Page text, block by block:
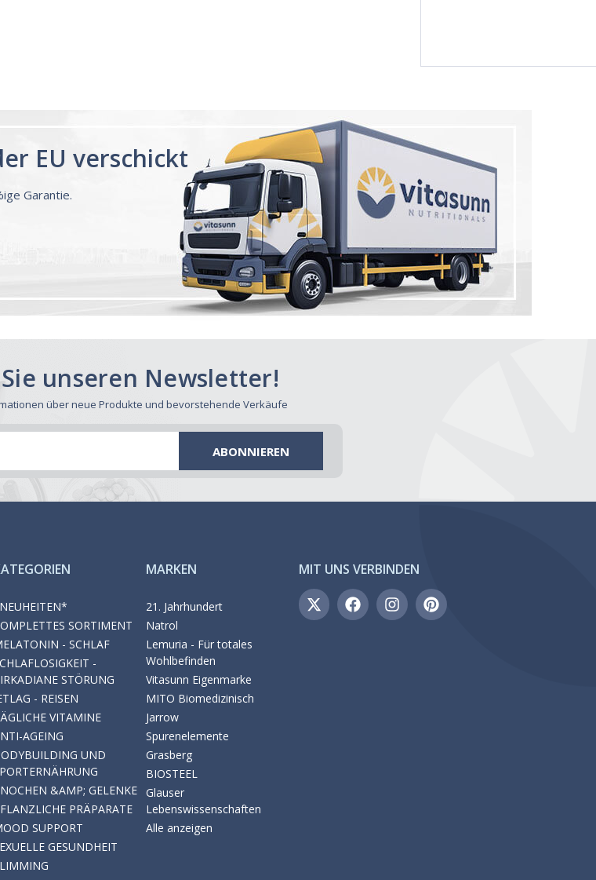
EU verschickt
Garantie.
unseren Newsletter!
über neue Produkte und bevorstehende Verkäufe
SORTIMENT
- SCHLAF
-
STÖRUNG
- REISEN
VITAMINE
AGEING
UND
&AMP; GELENKE
PRÄPARATE
SUPPORT
GESUNDHEIT
MARKEN
21. Jahrhundert
Natrol
Lemuria - Für totales
Wohlbefinden
Vitasunn Eigenmarke
MITO Biomedizinisch
Jarrow
Spurenelemente
Grasberg
BIOSTEEL
Glauser
Lebenswissenschaften
Alle anzeigen
MIT UNS VERBINDEN